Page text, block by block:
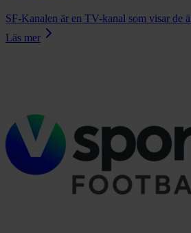
SF-Kanalen är en TV-kanal som visar de
Läs mer